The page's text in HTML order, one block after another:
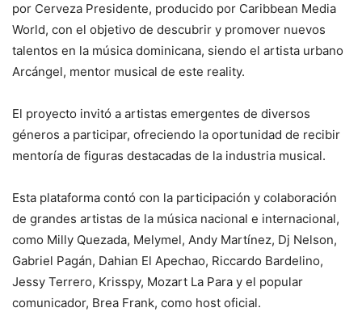
por Cerveza Presidente, producido por Caribbean Media
World, con el objetivo de descubrir y promover nuevos
talentos en la música dominicana, siendo el artista urbano
Arcángel, mentor musical de este reality.
El proyecto invitó a artistas emergentes de diversos
géneros a participar, ofreciendo la oportunidad de recibir
mentoría de figuras destacadas de la industria musical.
Esta plataforma contó con la participación y colaboración
de grandes artistas de la música nacional e internacional,
como Milly Quezada, Melymel, Andy Martínez, Dj Nelson,
Gabriel Pagán, Dahian El Apechao, Riccardo Bardelino,
Jessy Terrero, Krisspy, Mozart La Para y el popular
comunicador, Brea Frank, como host oficial.